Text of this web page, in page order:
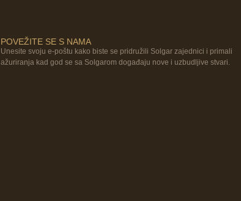
POVEŽITE SE S NAMA
Unesite svoju e-poštu kako biste se pridružili Solgar zajednici i primali
ažuriranja kad god se sa Solgarom događaju nove i uzbudljive stvari.